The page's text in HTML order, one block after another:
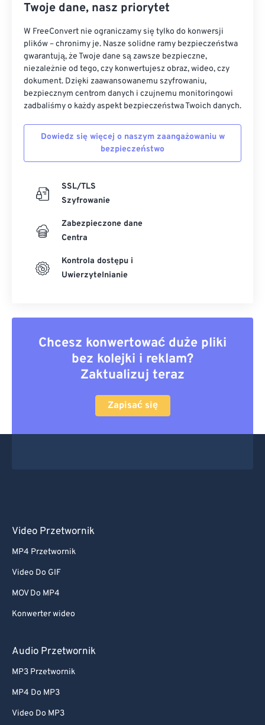
Twoje dane, nasz priorytet
W FreeConvert nie ograniczamy się tylko do konwersji
plików – chronimy je. Nasze solidne ramy bezpieczeństwa
gwarantują, że Twoje dane są zawsze bezpieczne,
niezależnie od tego, czy konwertujesz obraz, wideo, czy
dokument. Dzięki zaawansowanemu szyfrowaniu,
bezpiecznym centrom danych i czujnemu monitoringowi
zadbaliśmy o każdy aspekt bezpieczeństwa Twoich danych.
Dowiedz się więcej o naszym zaangażowaniu w
bezpieczeństwo
SSL/TLS
Szyfrowanie
Zabezpieczone dane
Centra
Kontrola dostępu i
Uwierzytelnianie
Chcesz konwertować duże pliki
bez kolejki i reklam?
Zaktualizuj teraz
Zapisać się
Video Przetwornik
MP4 Przetwornik
Video Do GIF
MOV Do MP4
Konwerter wideo
Audio Przetwornik
MP3 Przetwornik
MP4 Do MP3
Video Do MP3